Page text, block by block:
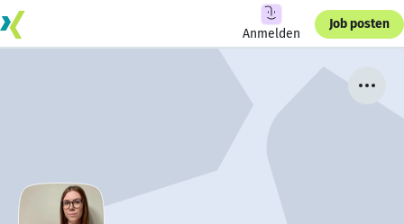
Anmelden
Job posten